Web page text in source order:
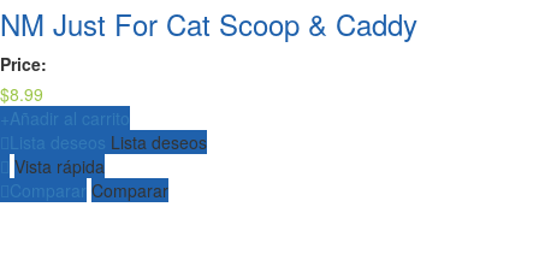
NM Just For Cat Scoop & Caddy
Price:
$8.99
+ Añadir al carrito
Lista deseos Lista deseos
Vista rápida
Comparar Comparar